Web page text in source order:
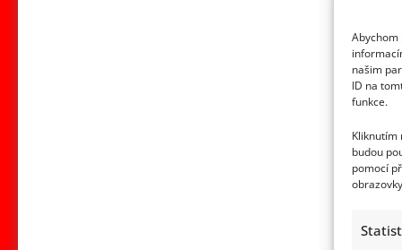
Abychom
našim
ID na
funkce.
Kliknutím
budou
pomocí